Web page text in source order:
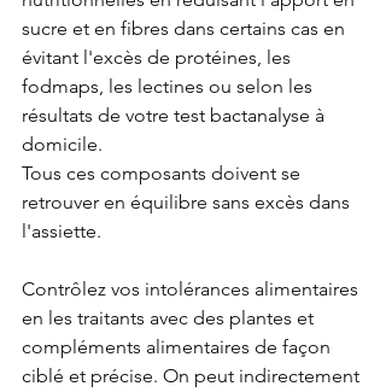
sucre et en fibres dans certains cas en
évitant l'excès de protéines, les
fodmaps, les lectines ou selon les
résultats de votre test bactanalyse à
domicile.
Tous ces composants doivent se
retrouver en équilibre sans excès dans
l'assiette.
Contrôlez vos intolérances alimentaires
en les traitants avec des plantes et
compléments alimentaires de façon
ciblé et précise. On peut indirectement